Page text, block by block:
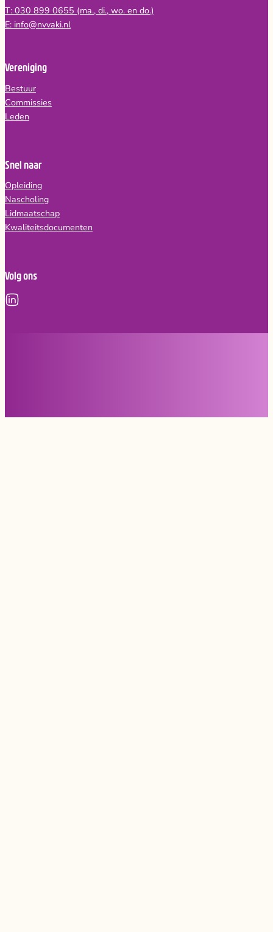
T: 030 899 0655 (ma., di., wo. en do.)
E: info@nvvaki.nl
Vereniging
Bestuur
Commissies
Leden
Snel naar
Opleiding
Nascholing
Lidmaatschap
Kwaliteitsdocumenten
Volg ons